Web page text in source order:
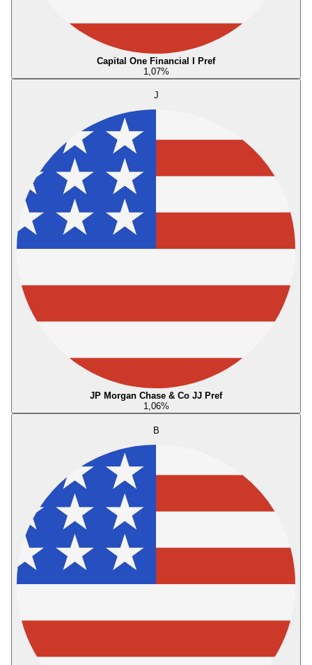
Capital One Financial I Pref
1,07%
J
JP Morgan Chase & Co JJ Pref
1,06%
B